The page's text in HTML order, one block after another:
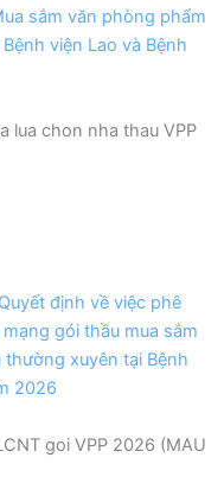
sắm văn phòng phẩm
viện Lao và Bệnh
lua chon nha thau VPP
định về việc phê
gói thầu mua sắm
xuyên tại Bệnh
2026
goi VPP 2026 (MAU